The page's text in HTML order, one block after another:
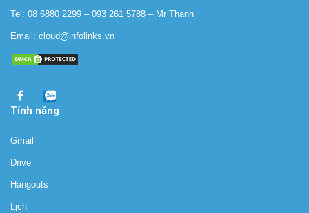
Tel: 08 6880 2299 – 093 261 5788 – Mr Thanh
Email: cloud@infolinks.vn
Tính năng
Gmail
Drive
Hangouts
Lịch